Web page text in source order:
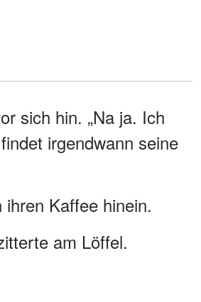
sich hin. „Na ja. Ich
irgendwann seine
Kaffee hinein.
am Löffel.